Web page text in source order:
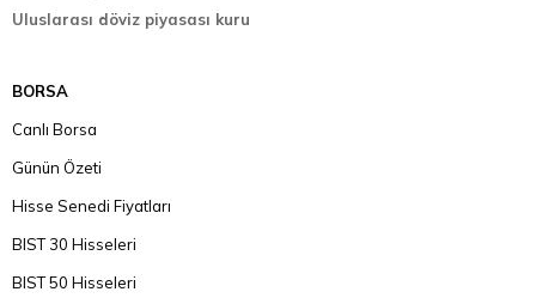
Uluslarası döviz piyasası kuru
BORSA
Canlı Borsa
Günün Özeti
Hisse Senedi Fiyatları
BIST 30 Hisseleri
BIST 50 Hisseleri